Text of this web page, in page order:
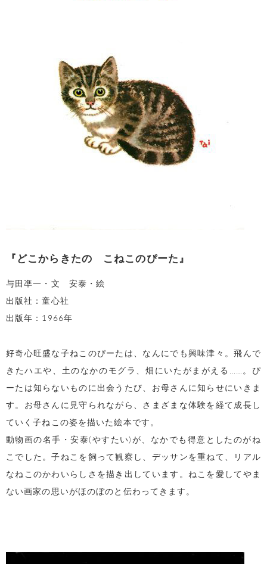
『どこからきたの こねこのぴーた』
与田凖一・文 安泰・絵
出版社：童心社
出版年：1966年
好奇心旺盛な子ねこのぴーたは、なんにでも興味津々。飛んで
きたハエや、土のなかのモグラ、畑にいたがまがえる……。ぴ
ーたは知らないものに出会うたび、お母さんに知らせにいきま
す。お母さんに見守られながら、さまざまな体験を経て成長し
ていく子ねこの姿を描いた絵本です。
動物画の名手・安泰(やすたい)が、なかでも得意としたのがね
こでした。子ねこを飼って観察し、デッサンを重ねて、リアル
なねこのかわいらしさを描き出しています。ねこを愛してやま
ない画家の思いがほのぼのと伝わってきます。